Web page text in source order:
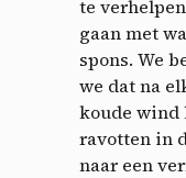
te
gaan met
spons. We
we dat na
koude
ravotten in
naar een